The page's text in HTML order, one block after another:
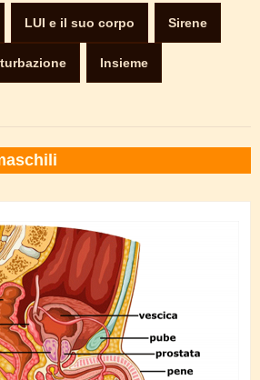
LUI e il suo corpo Sirene
Insieme